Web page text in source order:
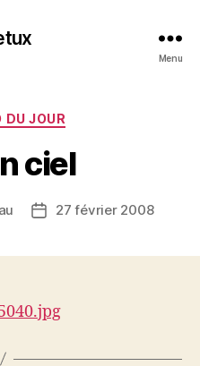
Menu
DU JOUR
ciel
Date27 février 2008